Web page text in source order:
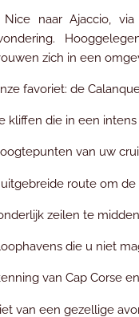
Nice naar Ajaccio,
zich in een
favoriet: de
kliffen die in een
van uw
route om
zeilen te
die u niet
van Cap Corse
van een gezellige